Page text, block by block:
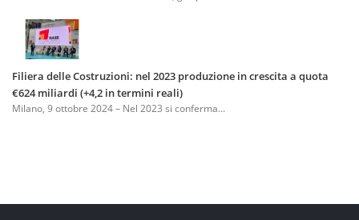
Filiera delle Costruzioni: nel 2023 produzione in crescita a quota
€624 miliardi (+4,2 in termini reali)
Milano, 9 ottobre 2024 – Nel 2023 si conferma...